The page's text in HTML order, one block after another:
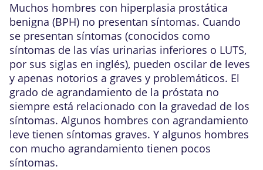
Muchos hombres con hiperplasia prostática
benigna (BPH) no presentan síntomas. Cuando
se presentan síntomas (conocidos como
síntomas de las vías urinarias inferiores o LUTS,
por sus siglas en inglés), pueden oscilar de leves
y apenas notorios a graves y problemáticos. El
grado de agrandamiento de la próstata no
siempre está relacionado con la gravedad de los
síntomas. Algunos hombres con agrandamiento
leve tienen síntomas graves. Y algunos hombres
con mucho agrandamiento tienen pocos
síntomas.